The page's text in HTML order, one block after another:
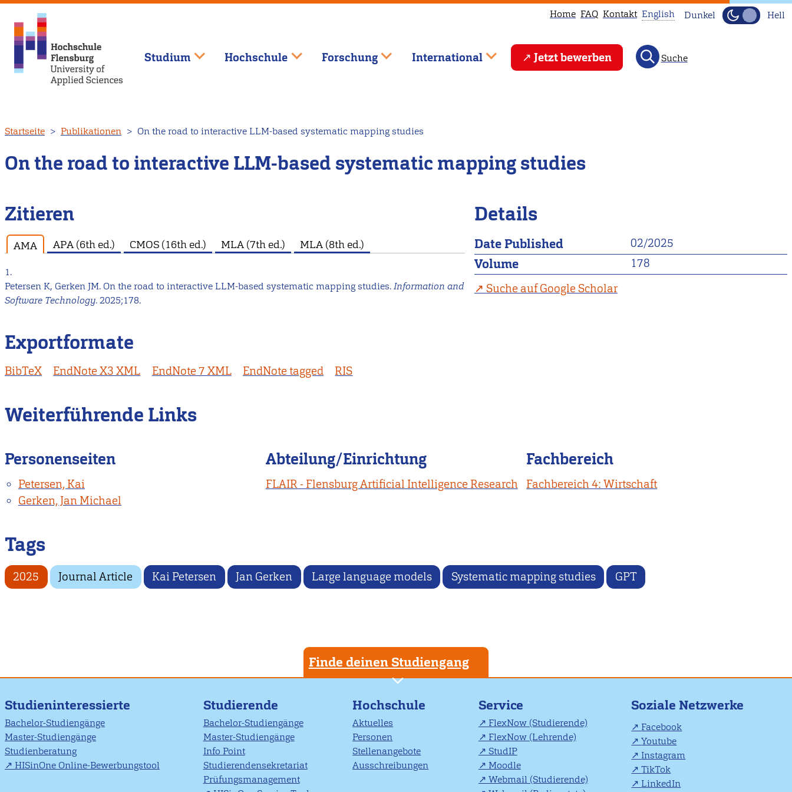
zum
Inhalt
Home FAQ Kontakt
This
page
page
English Dunkel Hell
Studium Hochschule Forschung International Jetzt bewerben Suche
Startseite Publikationen On the road to interactive LLM-based systematic mapping studies
On the road to interactive LLM-based systematic mapping studies
Zitieren
AMA APA (6th ed.) CMOS (16th ed.) MLA (7th ed.) MLA (8th ed.)
1.
Petersen K, Gerken JM. On the road to interactive LLM-based systematic mapping studies.Information and
Software Technology. 2025;178.
Details
Date Published 02/2025
Volume
178
Suche auf Google Scholar
Exportformate
BibTeX EndNote X3 XML EndNote 7 XML EndNote tagged RIS
Weiterführende Links
Personenseiten
Petersen, Kai
Gerken, Jan Michael
Abteilung/Einrichtung
FLAIR - Flensburg Artificial Intelligence Research
Fachbereich
Fachbereich 4: Wirtschaft
Tags
2025 Journal Article Kai Petersen Jan Gerken Large language models Systematic mapping studies GPT
Finde deinen Studiengang
Studieninteressierte
Bachelor-Studiengänge
Master-Studiengänge
Studienberatung
HISinOne Online-Bewerbungstool
Studierende
Bachelor-Studiengänge
Master-Studiengänge
Info Point
Studierendensekretariat
Prüfungsmanagement
Hochschule
Aktuelles
Personen
Stellenangebote
Ausschreibungen
Service
FlexNow (Studierende)
FlexNow (Lehrende)
StudIP
Moodle
Webmail (Studierende)
Soziale Netzwerke
Facebook
Youtube
Instagram
TikTok
LinkedIn